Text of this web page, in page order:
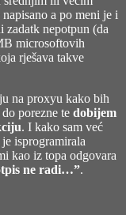
a po meni je i
nepotpun (da
microsoftovih
rješava takve
na proxyu kako bih
porezne te dobijem
. I kako sam već
isprogramirala
kao iz topa odgovara
ne radi…”.